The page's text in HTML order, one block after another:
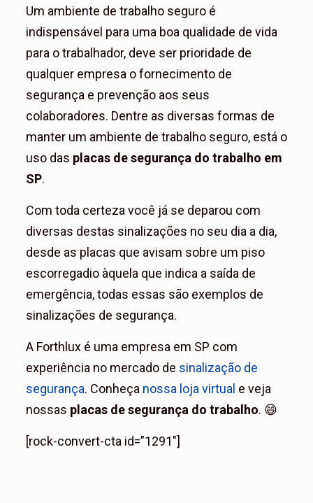
Um ambiente de trabalho seguro é
indispensável para uma boa qualidade de vida
para o trabalhador, deve ser prioridade de
qualquer empresa o fornecimento de
segurança e prevenção aos seus
colaboradores. Dentre as diversas formas de
manter um ambiente de trabalho seguro, está o
uso das placas de segurança do trabalho em
SP.
Com toda certeza você já se deparou com
diversas destas sinalizações no seu dia a dia,
desde as placas que avisam sobre um piso
escorregadio àquela que indica a saída de
emergência, todas essas são exemplos de
sinalizações de segurança.
A Forthlux é uma empresa em SP com
experiência no mercado de sinalização de
segurança. Conheça nossa loja virtual e veja
nossas placas de segurança do trabalho. 😄
[rock-convert-cta id=”1291″]